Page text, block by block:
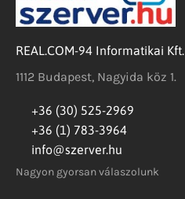
REAL.COM-94 Informatikai Kft.
1112 Budapest, Nagyida köz 1.
+36 (30) 525-2969
+36 (1) 783-3964
info@szerver.hu
Nagyon gyorsan válaszolunk